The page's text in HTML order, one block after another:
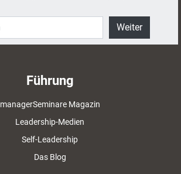
Weiter
Führung
managerSeminare Magazin
Leadership-Medien
Self-Leadership
Das Blog